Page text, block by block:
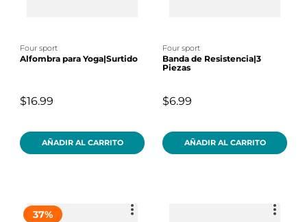
four sport
Alfombra para Yoga|Surtido
$16.99
AÑADIR AL CARRITO
four sport
Banda de Resistencia|3
Piezas
$6.99
AÑADIR AL CARRITO
37%